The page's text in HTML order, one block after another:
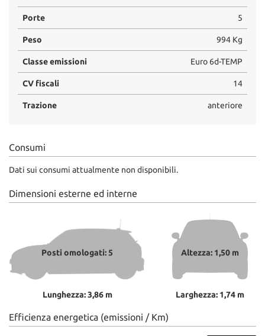
Porte 5
Peso 994 Kg
Classe emissioni Euro 6d-TEMP
CV fiscali 14
Trazione anteriore
Consumi
Dati sui consumi attualmente non disponibili.
Dimensioni esterne ed interne
Posti omologati: 5
Lunghezza: 3,86 m
Altezza: 1,50 m
Larghezza: 1,74 m
Efficienza energetica (emissioni / Km)